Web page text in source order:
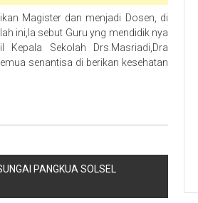
Magister dan menjadi Dosen, di
ini,Ia sebut Guru yng mendidik nya
Sekolah Drs.Masriadi,Dra
senantisa di berikan kesehatan
PANGKUA SOLSEL